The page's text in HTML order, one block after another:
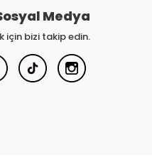
Medya
için bizi takip edin.